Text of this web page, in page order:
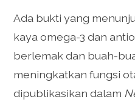
Ada bukti yang
kaya omega-3 dan
berlemak dan buah-
meningkatkan fungsi
dipublikasikan dalam